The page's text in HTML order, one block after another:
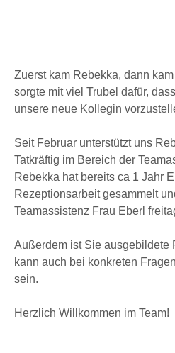
Zuerst kam Rebekka, dann
sorgte mit viel Trubel dafür,
unsere neue Kollegin
Seit Februar unterstützt uns
Tatkräftig im Bereich der
Rebekka hat bereits ca 1 Jahr
Rezeptionsarbeit gesammelt
Teamassistenz Frau Eberl
Außerdem ist Sie ausgebildete
kann auch bei konkreten
sein.
Herzlich Willkommen im Team!